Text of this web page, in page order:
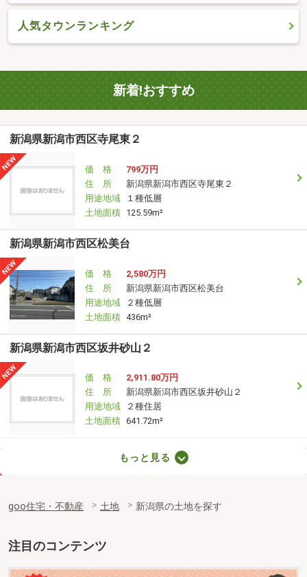
人気タウンランキング
新着!おすすめ
新潟県新潟市西区寺尾東２
価 格
799万円
住 所
新潟県新潟市西区寺尾東２
用途地域
１種低層
土地面積 125.59m²
新潟県新潟市西区松美台
価 格
2,580万円
住 所
新潟県新潟市西区松美台
用途地域
２種低層
土地面積 436m²
新潟県新潟市西区坂井砂山２
価 格
2,911.80万円
住 所
新潟県新潟市西区坂井砂山２
用途地域
２種住居
土地面積 641.72m²
用途地域
１種低層
新潟県新潟市西区坂井
もっと見る
goo住宅・不動産 土地 新潟県の土地を探す
注目のコンテンツ